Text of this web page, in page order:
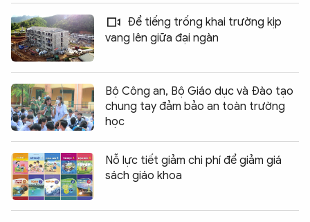
Để tiếng trống khai trường kịp
vang lên giữa đại ngàn
Bộ Công an, Bộ Giáo dục và Đào tạo
chung tay đảm bảo an toàn trường
học
Nỗ lực tiết giảm chi phí để giảm giá
sách giáo khoa